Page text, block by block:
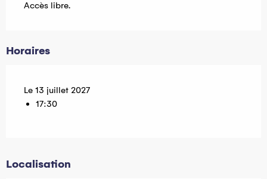
Accès libre.
Horaires
Le 13 juillet 2027
17:30
Localisation